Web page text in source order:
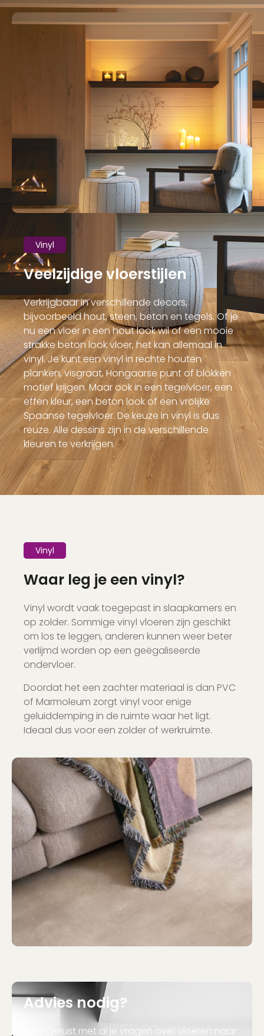
Vinyl
Veelzijdige vloerstijlen
Verkrijgbaar in verschillende decors,
bijvoorbeeld hout, steen, beton en tegels. Of je
nu een vloer in een hout look wil of een mooie
strakke beton look vloer, het kan allemaal in
vinyl. Je kunt een vinyl in rechte houten
planken, visgraat, Hongaarse punt of blokken
motief krijgen. Maar ook in een tegelvloer, een
effen kleur, een beton look of een vrolijke
Spaanse tegelvloer. De keuze in vinyl is dus
reuze. Alle dessins zijn in de verschillende
kleuren te verkrijgen.
Vinyl
Waar leg je een vinyl?
Vinyl wordt vaak toegepast in slaapkamers en
op zolder. Sommige vinyl vloeren zijn geschikt
om los te leggen, anderen kunnen weer beter
verlijmd worden op een geëgaliseerde
ondervloer.
Doordat het een zachter materiaal is dan PVC
of Marmoleum zorgt vinyl voor enige
geluiddemping in de ruimte waar het ligt.
Ideaal dus voor een zolder of werkruimte.
Advies nodig?
Kom gerust met al je vragen over vloeren naar